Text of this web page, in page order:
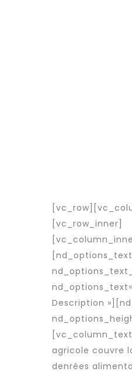
[vc_row_inner]
[nd_options_text
Description
agricole couvre
denrées